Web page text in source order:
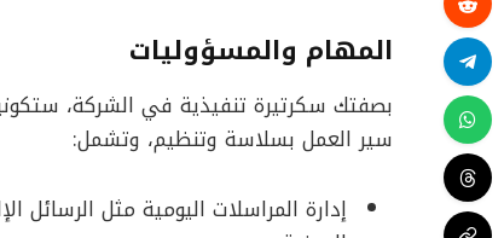
المهام والمسؤوليات
بصفتك سكرتيرة تنفيذية في الشركة،
سير العمل بسلاسة وتنظيم، وتشمل:
إدارة المراسلات اليومية مثل الرسائل